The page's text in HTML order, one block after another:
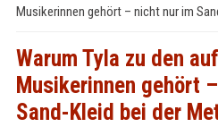
Musikerinnen gehört – nicht nur im
Warum Tyla zu den
Musikerinnen gehört
Sand-Kleid bei der